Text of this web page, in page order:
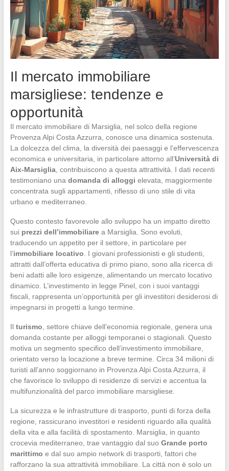
Il mercato immobiliare
marsigliese: tendenze e
opportunità
Il mercato immobiliare di Marsiglia, nel solco della regione
Provenza Alpi Costa Azzurra, conosce una dinamica sostenuta.
La dolcezza del clima, la diversità dei paesaggi e l’effervescenza
economica e universitaria, in particolare attorno all’Università di
Aix-Marsiglia, contribuiscono a questa attrattività. I dati recenti
testimoniano una domanda di alloggi elevata, maggiormente
concentrata sugli appartamenti, riflesso di uno stile di vita
urbano e mediterraneo.
Questo contesto favorevole allo sviluppo ha un impatto diretto
sui prezzi dell’immobiliarea Marsiglia. Sono evoluti,
traducendo un appetito per il settore, in particolare per
l’immobiliare locativo . I giovani professionisti e gli studenti,
attratti dall’offerta educativa di primo piano, sono alla ricerca di
beni adatti alle loro esigenze, alimentando un mercato locativo
dinamico. L’investimento in legge Pinel, con i suoi vantaggi
fiscali, rappresenta un’opportunità per gli investitori desiderosi di
impegnarsi in progetti a lungo termine.
Il turismo , settore chiave dell’economia regionale, genera una
domanda costante per alloggi temporanei o stagionali. Questo
motiva un segmento specifico dell’investimento immobiliare,
orientato verso la locazione a breve termine. Circa 34 milioni di
turisti all’anno soggiornano in Provenza Alpi Costa Azzurra, il
che favorisce lo sviluppo di residenze di servizi e accentua la
multifunzionalità del parco immobiliare marsigliese.
La sicurezza e le infrastrutture di trasporto, punti di forza della
regione, rassicurano investitori e residenti riguardo alla qualità
della vita e alla facilità di spostamento. Marsiglia, in quanto
crocevia mediterraneo, trae vantaggio dal suo Grande porto
marittimo e dal suo ampio network di trasporti, fattori che
rafforzano la sua attrattività immobiliare. La città non è solo un